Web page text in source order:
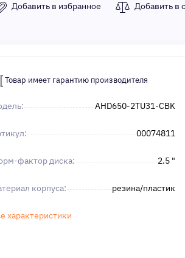
Добавить в избранное Добавить в
Товар имеет гарантию производителя
AHD650-2TU31-CBK
00074811
фактор диска: 2.5 "
корпуса: резина/пластик
характеристики